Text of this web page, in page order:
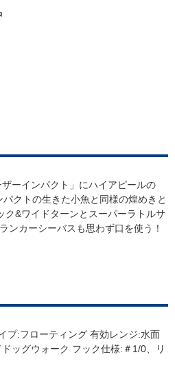
ザーインパクト」にハイアピールの
クトの生きた小魚と同様の煌めきと
ク&ワイドターンとスーパーラトルサ
ンカーシーバスも思わず口を使う！
プ:フローティング 有効レンジ:水面
ッグウォーク フック仕様:＃1/0、リ